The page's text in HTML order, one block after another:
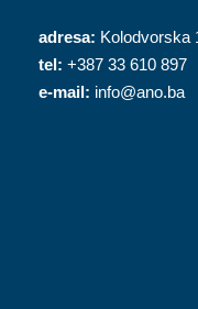
adresa: Kolodvorska
tel: +387 33 610 897
e-mail: info@ano.ba